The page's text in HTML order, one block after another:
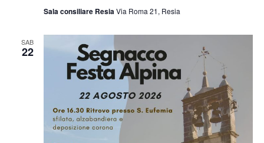
Sala consiliare ResiaVia Roma 21, Resia
SAB
22